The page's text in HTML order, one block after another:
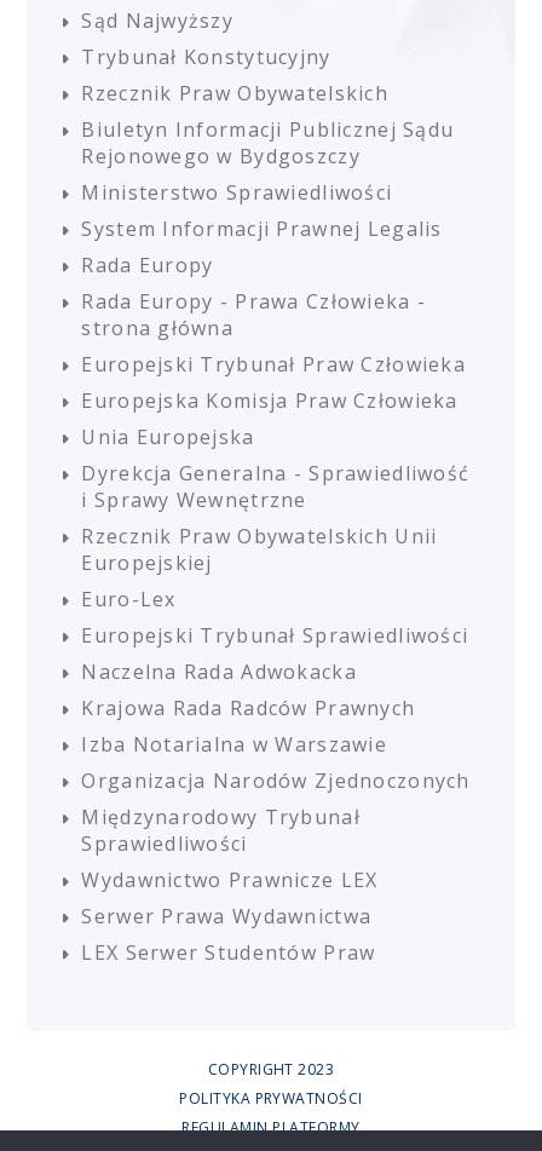
Sąd Najwyższy
Trybunał Konstytucyjny
Rzecznik Praw Obywatelskich
Biuletyn Informacji Publicznej Sądu
Rejonowego w Bydgoszczy
Ministerstwo Sprawiedliwości
System Informacji Prawnej Legalis
Rada Europy
Rada Europy - Prawa Człowieka -
strona główna
Europejski Trybunał Praw Człowieka
Europejska Komisja Praw Człowieka
Unia Europejska
Dyrekcja Generalna - Sprawiedliwość
i Sprawy Wewnętrzne
Rzecznik Praw Obywatelskich Unii
Europejskiej
Euro-Lex
Europejski Trybunał Sprawiedliwości
Naczelna Rada Adwokacka
Krajowa Rada Radców Prawnych
Izba Notarialna w Warszawie
Organizacja Narodów Zjednoczonych
Międzynarodowy Trybunał
Sprawiedliwości
Wydawnictwo Prawnicze LEX
Serwer Prawa Wydawnictwa
LEX Serwer Studentów Praw
COPYRIGHT 2023
POLITYKA PRYWATNOŚCI
REGULAMIN PLATFORMY